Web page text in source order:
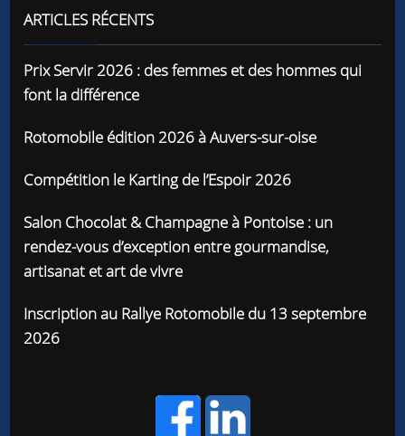
ARTICLES RÉCENTS
Prix Servir 2026 : des femmes et des hommes qui
font la différence
Rotomobile édition 2026 à Auvers-sur-oise
Compétition le Karting de l’Espoir 2026
Salon Chocolat & Champagne à Pontoise : un
rendez-vous d’exception entre gourmandise,
artisanat et art de vivre
Inscription au Rallye Rotomobile du 13 septembre
2026